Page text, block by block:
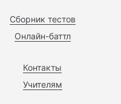
Сборник тестов
Онлайн-баттл
Контакты
Учителям